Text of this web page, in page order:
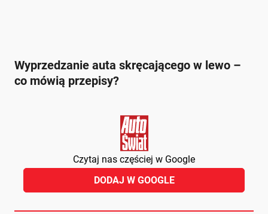
Wyprzedzanie auta skręcającego w lewo –
co mówią przepisy?
Czytaj nas częściej w Google
DODAJ W GOOGLE